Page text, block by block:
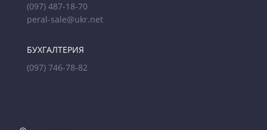
(097) 487-18-70
peral-sale@ukr.net
БУХГАЛТЕРИЯ
(097) 746-78-82